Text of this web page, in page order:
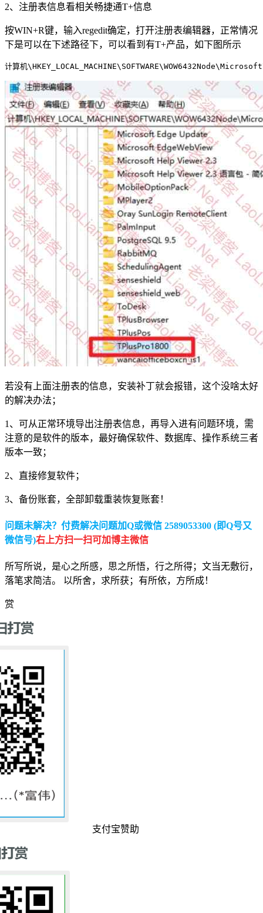
2、注册表信息看相关畅捷通T+信息
按WIN+R键，输入regedit确定，打开注册表编辑器，正常情况
下是可以在下述路径下，可以看到有T+产品，如下图所示
计算机
若没有上面注册表的信息，安装补丁就会报错，这个没啥太好
的解决办法；
1、可从正常环境导出注册表信息，再导入进有问题环境，需
注意的是软件的版本，最好确保软件、数据库、操作系统三者
版本一致；
2、直接修复软件；
3、备份账套，全部卸载重装恢复账套！
问题未解决？付费解决问题加Q或微信 2589053300 (即Q号又
微信号)右上方扫一扫可加博主微信
所写所说，是心之所感，思之所悟，行之所得；文当无敷衍，
落笔求简洁。 以所舍，求所获；有所依，方所成！
赏
支付宝赞助